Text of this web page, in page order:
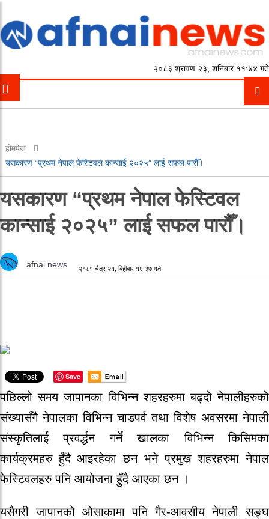
२०८३ श्रावण २३, शनिबार ११:४४ गते
होमपेज
यसकारण “प्रथम नेपाल फेस्टिवल कान्साई २०२५” लाई सफल पारौँ।
यसकारण “प्रथम नेपाल फेस्टिवल
कान्साई २०२५” लाई सफल पारौँ।
afnai news २०८१ चैत्र २१, बिहीबार १६:३७ गते
Save
पछिल्लो समय जापानका विभिन्न शहरहरुमा बढ्दो नेपालीहरुको
संख्यासँगै नेपालका विभिन्न चाडपर्व तथा विशेष अवसरमा नेपाली
संस्कृतिलाई प्रवर्द्धन गर्ने खालका विभिन्न किसिमका
कार्यक्रमहरु हुँदै आइरहेका छन भने प्रमुख शहरहरुमा नेपाल
फेस्टिवलहरु पनि आयोजना हुँदै आएका छन ।
यसैगरी जापानको ओसाकामा पनि गैर-आवसीय नेपाली सङ्घ